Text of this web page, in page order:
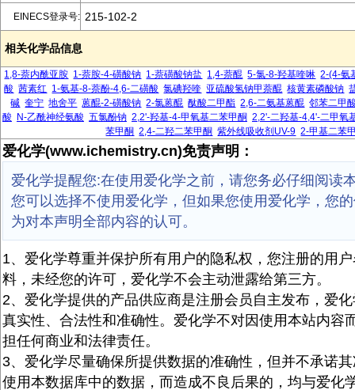
EINECS登录号: 215-102-2
相关化学品信息
1,8-萘内酰亚胺 1-萘胺-4-磺酸钠 1-萘磺酸钠盐 1,4-萘醌 5-氯-8-羟基喹啉 2-(4-氨
酸 茜素红 1-氨基-8-萘酚-4,6-二磺酸 氯碘羟喹 亚硫酸氢钠甲萘醌 核黄素磷酸钠
碱 奎宁 地舍平 蒽醌-2-磺酸钠 2-氯蒽醌 酞酸二甲酯 2,6-二氨基蒽醌 邻苯二甲
酸
N-乙酰神经氨酸 五氯酚钠 2,2'-羟基-4-甲氧基二苯甲酮 2,2'-二羟基-4,4'-二甲氧
苯甲酮 2,4-二羟二苯甲酮 紫外线吸收剂UV-9 2-甲基二苯
爱化学(www.ichemistry.cn)免责声明：
爱化学提醒您:在使用爱化学之前，请您务必仔细阅读
您可以选择不使用爱化学，但如果您使用爱化学，您
为对本声明全部内容的认可。
1、爱化学尊重并保护所有用户的隐私权，您注册的用
料，未经您的许可，爱化学不会主动泄露给第三方。
2、爱化学提供的产品供应商是注册会员自主发布，爱
真实性、合法性和准确性。爱化学不对因使用本站内容
担任何商业和法律责任。
3、爱化学尽量确保所提供数据的准确性，但并不承诺
使用本数据库中的数据，而造成不良后果的，均与爱化